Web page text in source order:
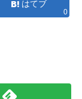
はてブ
0